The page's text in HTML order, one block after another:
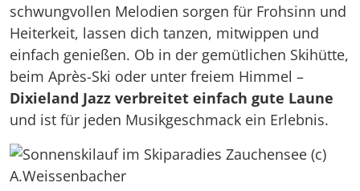
schwungvollen Melodien sorgen für Frohsinn und
Heiterkeit, lassen dich tanzen, mitwippen und
einfach genießen. Ob in der gemütlichen Skihütte,
beim Après-Ski oder unter freiem Himmel –
Dixieland Jazz verbreitet einfach gute Laune
und ist für jeden Musikgeschmack ein Erlebnis.